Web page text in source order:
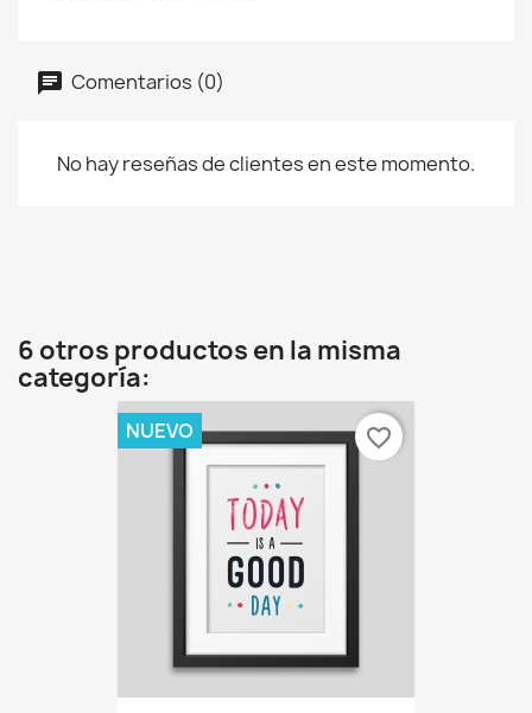
Comentarios (0)
No hay reseñas de clientes en este momento.
6 otros productos en la misma
categoría:
NUEVO favorite_border